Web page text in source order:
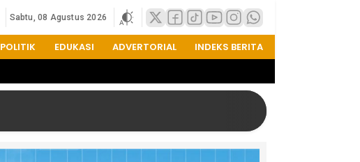
Sabtu, 08 Agustus 2026
POLITIK EDUKASI ADVERTORIAL
INDEKS BERITA